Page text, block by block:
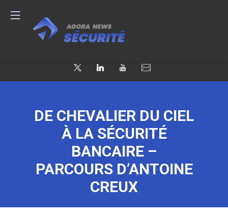
DE CHEVALIER DU CIEL
À LA SÉCURITÉ
BANCAIRE –
PARCOURS D’ANTOINE
CREUX